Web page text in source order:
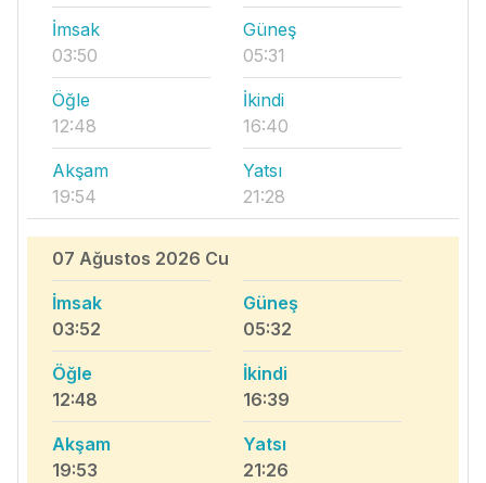
İmsak
03:50
Güneş
05:31
Öğle
12:48
İkindi
16:40
Akşam
19:54
Yatsı
21:28
07 Ağustos 2026 Cu
İmsak
03:52
Güneş
05:32
Öğle
12:48
İkindi
16:39
Akşam
19:53
Yatsı
21:26